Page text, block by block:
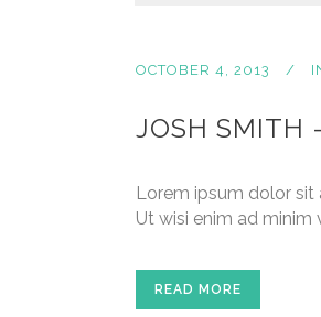
OCTOBER 4, 2013
JOSH SMITH
Lorem ipsum dolor
Ut wisi enim ad
READ MORE